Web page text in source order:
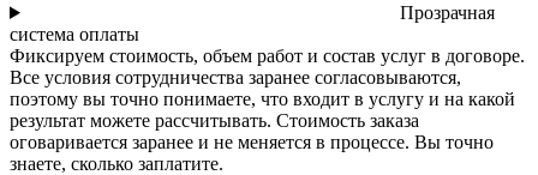
Прозрачная
система оплаты
Фиксируем стоимость, объем работ и состав услуг в договоре.
Все условия сотрудничества заранее согласовываются,
поэтому вы точно понимаете, что входит в услугу и на какой
результат можете рассчитывать. Стоимость заказа
оговаривается заранее и не меняется в процессе. Вы точно
знаете, сколько заплатите.